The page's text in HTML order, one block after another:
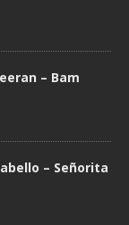
– Bam
– Señorita